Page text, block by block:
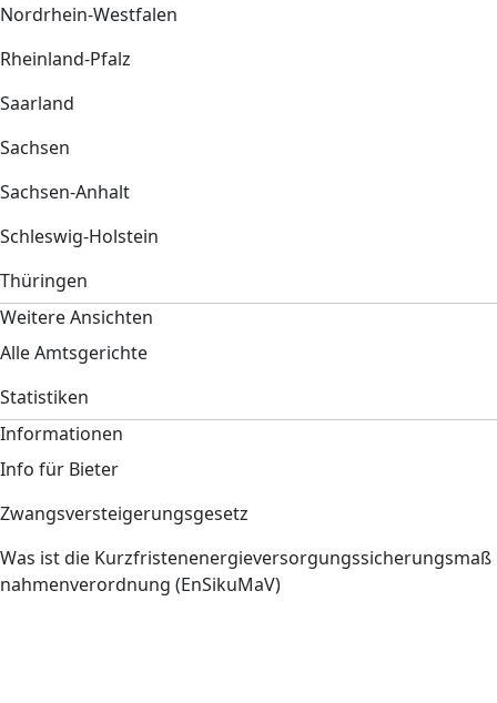
Nordrhein-Westfalen
Rheinland-Pfalz
Saarland
Sachsen
Sachsen-Anhalt
Schleswig-Holstein
Thüringen
Weitere Ansichten
Alle Amtsgerichte
Statistiken
Informationen
Info für Bieter
Zwangsversteigerungsgesetz
Was ist die Kurzfristenenergieversorgungssicherungsmaß
nahmenverordnung (EnSikuMaV)